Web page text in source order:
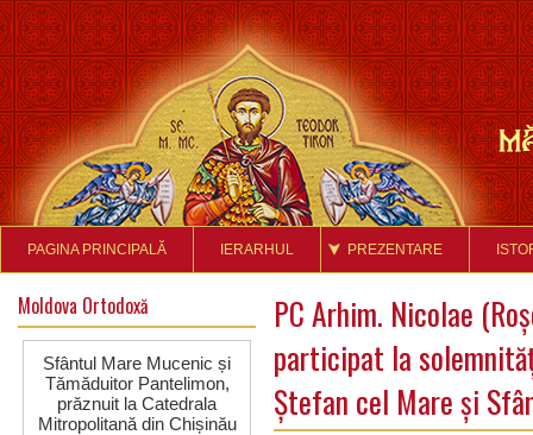
PAGINA PRINCIPALĂ IERARHUL PREZENTARE
Moldova Ortodoxă
Sfântul Mare Mucenic și
Tămăduitor Pantelimon,
prăznuit la Catedrala
Mitropolitană din Chișinău
PC Arhim. Nicolae
participat la
Ștefan cel Mare și